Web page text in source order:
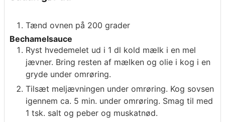
Tænd ovnen på 200 grader
Bechamelsauce
Ryst hvedemelet ud i 1 dl kold mælk i en mel
jævner. Bring resten af mælken og olie i kog i en
gryde under omrøring.
Tilsæt meljævningen under omrøring. Kog sovsen
igennem ca. 5 min. under omrøring. Smag til med
1 tsk. salt og peber og muskatnød.